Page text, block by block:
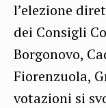
l’elezione
dei Consigli
Borgonovo,
Fiorenzuola,
votazioni si